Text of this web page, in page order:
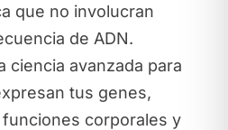
que no involucran
de ADN.
ciencia avanzada para
tus genes,
corporales y